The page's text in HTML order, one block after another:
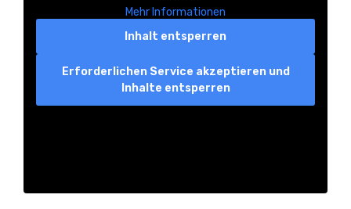
Mehr Informationen
Inhalt entsperren
Erforderlichen Service akzeptieren und
Inhalte entsperren